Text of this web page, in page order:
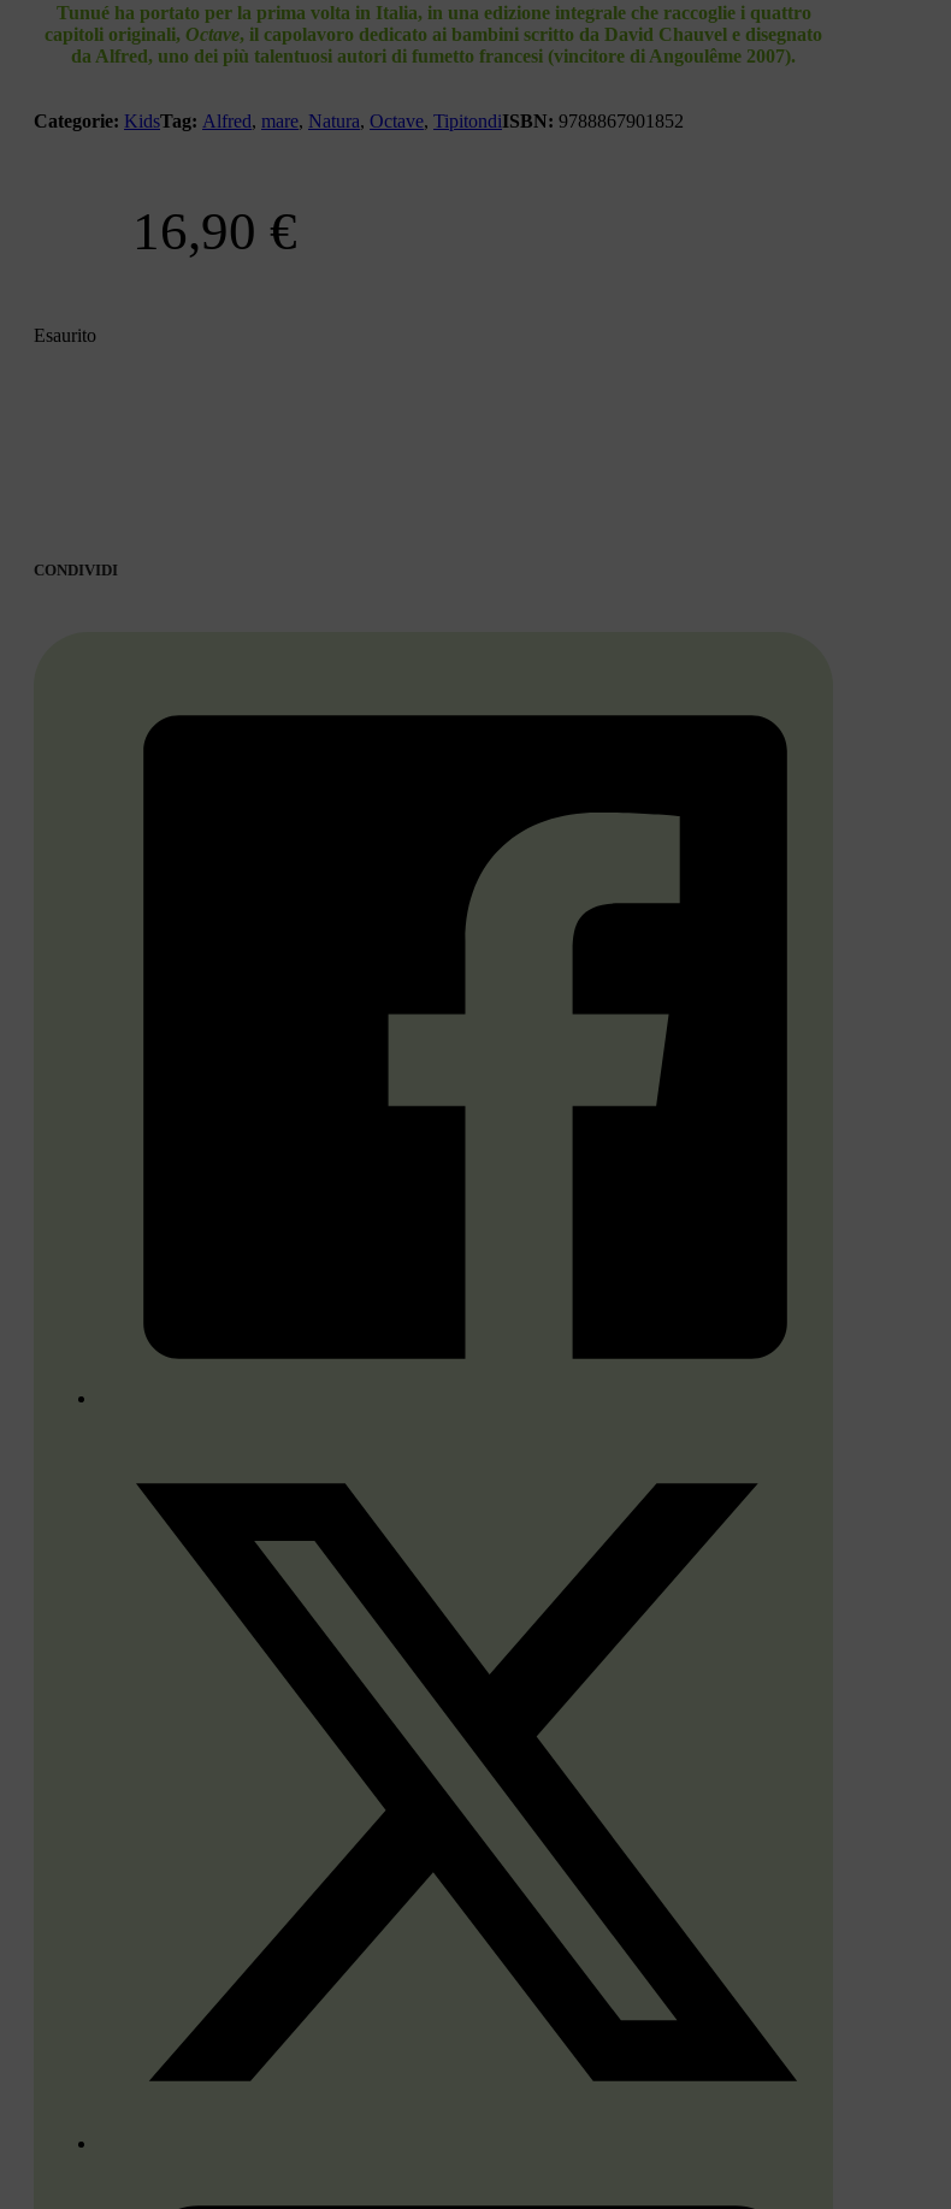
Tunué ha portato per la prima volta in Italia, in una edizione integrale che raccoglie i quattro
capitoli originali, Octave, il capolavoro dedicato ai bambini scritto da David Chauvel e disegnato
da Alfred, uno dei più talentuosi autori di fumetto francesi (vincitore di Angoulême 2007).
Categorie: KidsTag: Alfred, mare, Natura, Octave, TipitondiISBN: 9788867901852
16,90 €
Esaurito
CONDIVIDI